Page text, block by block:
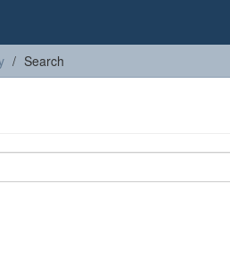
Search